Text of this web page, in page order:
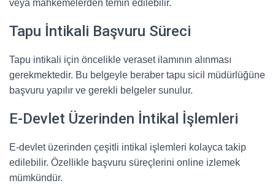
veya mahkemelerden temin edilebilir.
Tapu İntikali Başvuru Süreci
Tapu intikali için öncelikle veraset ilamının alınması
gerekmektedir. Bu belgeyle beraber tapu sicil müdürlüğüne
başvuru yapılır ve gerekli belgeler sunulur.
E-Devlet Üzerinden İntikal İşlemleri
E-devlet üzerinden çeşitli intikal işlemleri kolayca takip
edilebilir. Özellikle başvuru süreçlerini online izlemek
mümkündür.